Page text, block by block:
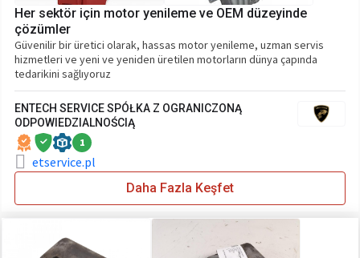
Her sektör için motor yenileme ve OEM düzeyinde
çözümler
Güvenilir bir üretici olarak, hassas motor yenileme, uzman servis
hizmetleri ve yeni ve yeniden üretilen motorların dünya çapında
tedarikini sağlıyoruz
ENTECH SERVICE SPÓŁKA Z OGRANICZONĄ
ODPOWIEDZIALNOŚCIĄ
1
etservice.pl
Daha Fazla Keşfet